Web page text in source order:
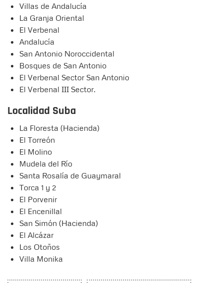
Villas de Andalucía
La Granja Oriental
El Verbenal
Andalucía
San Antonio Noroccidental
Bosques de San Antonio
El Verbenal Sector San Antonio
El Verbenal III Sector.
Localidad Suba
La Floresta (Hacienda)
El Torreón
El Molino
Mudela del Río
Santa Rosalía de Guaymaral
Torca 1 y 2
El Porvenir
El Encenillal
San Simón (Hacienda)
El Alcázar
Los Otoños
Villa Monika